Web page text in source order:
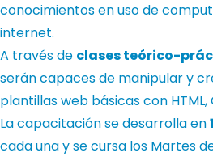
conocimientos en uso de
internet.
A través de clases teórico-
serán capaces de manipular y
plantillas web básicas con HTML,
La capacitación se desarrolla en
cada una y se cursa los Martes